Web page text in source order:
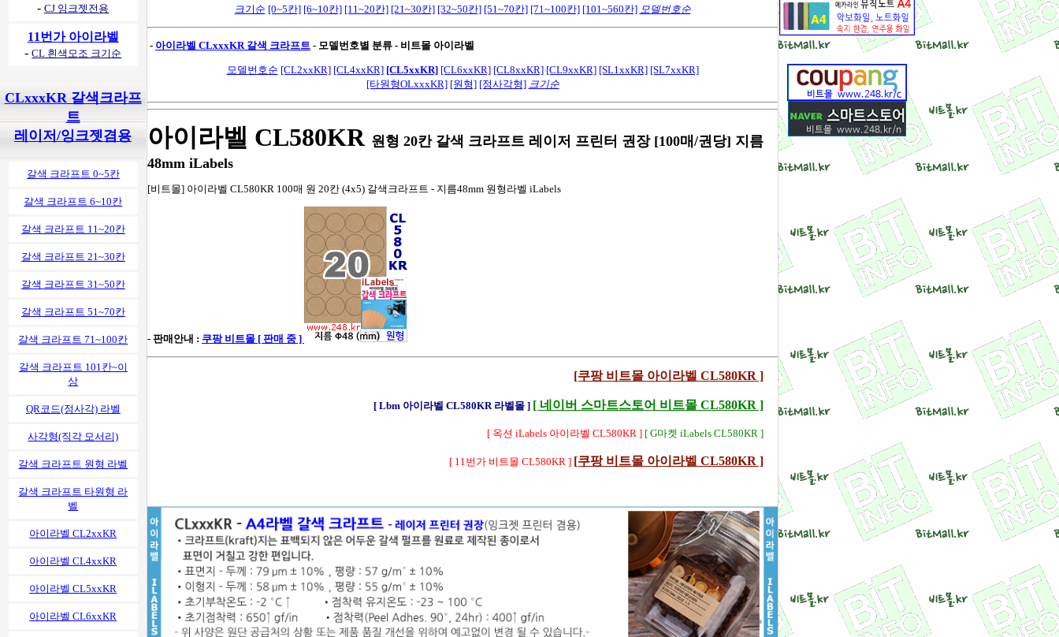
-CJ 잉크젯전용
11번가 아이라벨
-CL 흰색모조 크기순
CLxxxKR 갈색크라프
트
레이저/잉크젯겸용
갈색 크라프트 0~5칸
갈색 크라프트 6~10칸
갈색 크라프트 11~20칸
갈색 크라프트 21~30칸
갈색 크라프트 31~50칸
갈색 크라프트 51~70칸
갈색 크라프트 71~100칸
갈색 크라프트 101칸~이
상
QR코드(정사각) 라벨
사각형(직각 모서리)
갈색 크라프트 원형 라벨
갈색 크라프트 타원형 라
벨
아이라벨 CL2xxKR
아이라벨 CL4xxKR
아이라벨 CL5xxKR
아이라벨 CL6xxKR
크기순 [0~5칸] [6~10칸] [11~20칸] [21~30칸] [32~50칸] [51~70칸] [71~100칸] [101~560칸] 모델번호순
- 아이라벨 CLxxxKR 갈색 크라프트 - 모델번호별 분류 - 비트몰 아이라벨
모델번호순 [CL2xxKR] [CL4xxKR] [CL5xxKR] [CL6xxKR] [CL8xxKR] [CL9xxKR] [SL1xxKR] [SL7xxKR]
[타원형OLxxxKR] [원형] [정사각형] 크기순
아이라벨 CL580KR 원형 20칸 갈색 크라프트 레이저 프린터 권장 [100매/권당] 지름
48mm iLabels
[비트몰] 아이라벨 CL580KR 100매 원 20칸 (4x5) 갈색크라프트 - 지름48mm 원형라벨 iLabels
- 판매안내 : 쿠팡 비트몰 [ 판매 중 ]
[쿠팡 비트몰 아이라벨 CL580KR ]
[ Lbm 아이라벨 CL580KR 라벨몰 ] [ 네이버 스마트스토어 비트몰 CL580KR ]
[ 옥션 iLabels 아이라벨 CL580KR ] [ G마켓 iLabels CL580KR ]
[ 11번가 비트몰 CL580KR ] [쿠팡 비트몰 아이라벨 CL580KR ]